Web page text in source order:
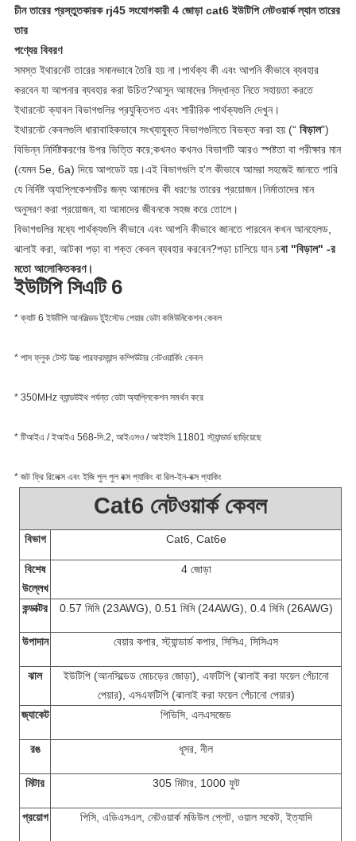
চীন তারের প্রস্তুতকারক rj45 সংযোগকারী 4 জোড়া cat6 ইউটিপি নেটওয়ার্ক ল্যান তারের
তার
পণ্যের বিবরণ
সমস্ত ইথারনেট তারের সমানভাবে তৈরি হয় না।পার্থক্য কী এবং আপনি কীভাবে ব্যবহার
করবেন যা আপনার ব্যবহার করা উচিত?আসুন আমাদের সিদ্ধান্ত নিতে সহায়তা করতে
ইথারনেট ক্যাবল বিভাগগুলির প্রযুক্তিগত এবং শারীরিক পার্থক্যগুলি দেখুন।
ইথারনেট কেবলগুলি ধারাবাহিকভাবে সংখ্যাযুক্ত বিভাগগুলিতে বিভক্ত করা হয় (“ বিড়াল")
বিভিন্ন নির্দিষ্টকরণের উপর ভিত্তি করে;কখনও কখনও বিভাগটি আরও স্পষ্টতা বা পরীক্ষার মান
(যেমন 5e, 6a) দিয়ে আপডেট হয়।এই বিভাগগুলি হ'ল কীভাবে আমরা সহজেই জানতে পারি
যে নির্দিষ্ট অ্যাপ্লিকেশনটির জন্য আমাদের কী ধরণের তারের প্রয়োজন।নির্মাতাদের মান
অনুসরণ করা প্রয়োজন, যা আমাদের জীবনকে সহজ করে তোলে।
বিভাগগুলির মধ্যে পার্থক্যগুলি কীভাবে এবং আপনি কীভাবে জানতে পারবেন কখন আনহেলড,
ঝালাই করা, আটকা পড়া বা শক্ত কেবল ব্যবহার করবেন?পড়া চালিয়ে যান চবা "বিড়াল" -র
মতো আলোকিতকরণ।
ইউটিপি সিএটি 6
* ক্যাট 6 ইউটিপি আনসিল্ডড টুইস্টেড পেয়ার ডেটা কমিউনিকেশন কেবল
* পাস ফ্লুক টেস্ট উচ্চ পারফরম্যান্স কম্পিউটার নেটওয়ার্কিং কেবল
* 350MHz ব্যান্ডউইথ পর্যন্ত ডেটা অ্যাপ্লিকেশন সমর্থন করে
* টিআইএ / ইআইএ 568-সি.2, আইএসও / আইইসি 11801 স্ট্যান্ডার্ড ছাড়িয়েছে
* জট ফ্রি রিলেক্স এবং ইজি পুল পুল বক্স প্যাকিং বা রিল-ইন-বক্স প্যাকিং
Cat6 নেটওয়ার্ক কেবল
বিভাগ Cat6, Cat6e
বিশেষ
উল্লেখ
4 জোড়া
কন্ডাক্টর 0.57 মিমি (23AWG), 0.51 মিমি (24AWG), 0.4 মিমি (26AWG)
উপাদান বেয়ার কপার, স্ট্যান্ডার্ড কপার, সিসিএ, সিসিএস
ঝাল
ইউটিপি (আনসিল্ডেড মোচড়ের জোড়া), এফটিপি (ঝালাই করা ফয়েল পেঁচানো
পেয়ার), এসএফটিপি (ঝালাই করা ফয়েল পেঁচানো পেয়ার)
জ্যাকেট
পিভিসি, এলএসজেড
রঙ ধূসর, নীল
মিটার 305 মিটার, 1000 ফুট
প্রয়োগ পিসি, এডিএসএল, নেটওয়ার্ক মডিউল প্লেট, ওয়াল সকেট, ইত্যাদি